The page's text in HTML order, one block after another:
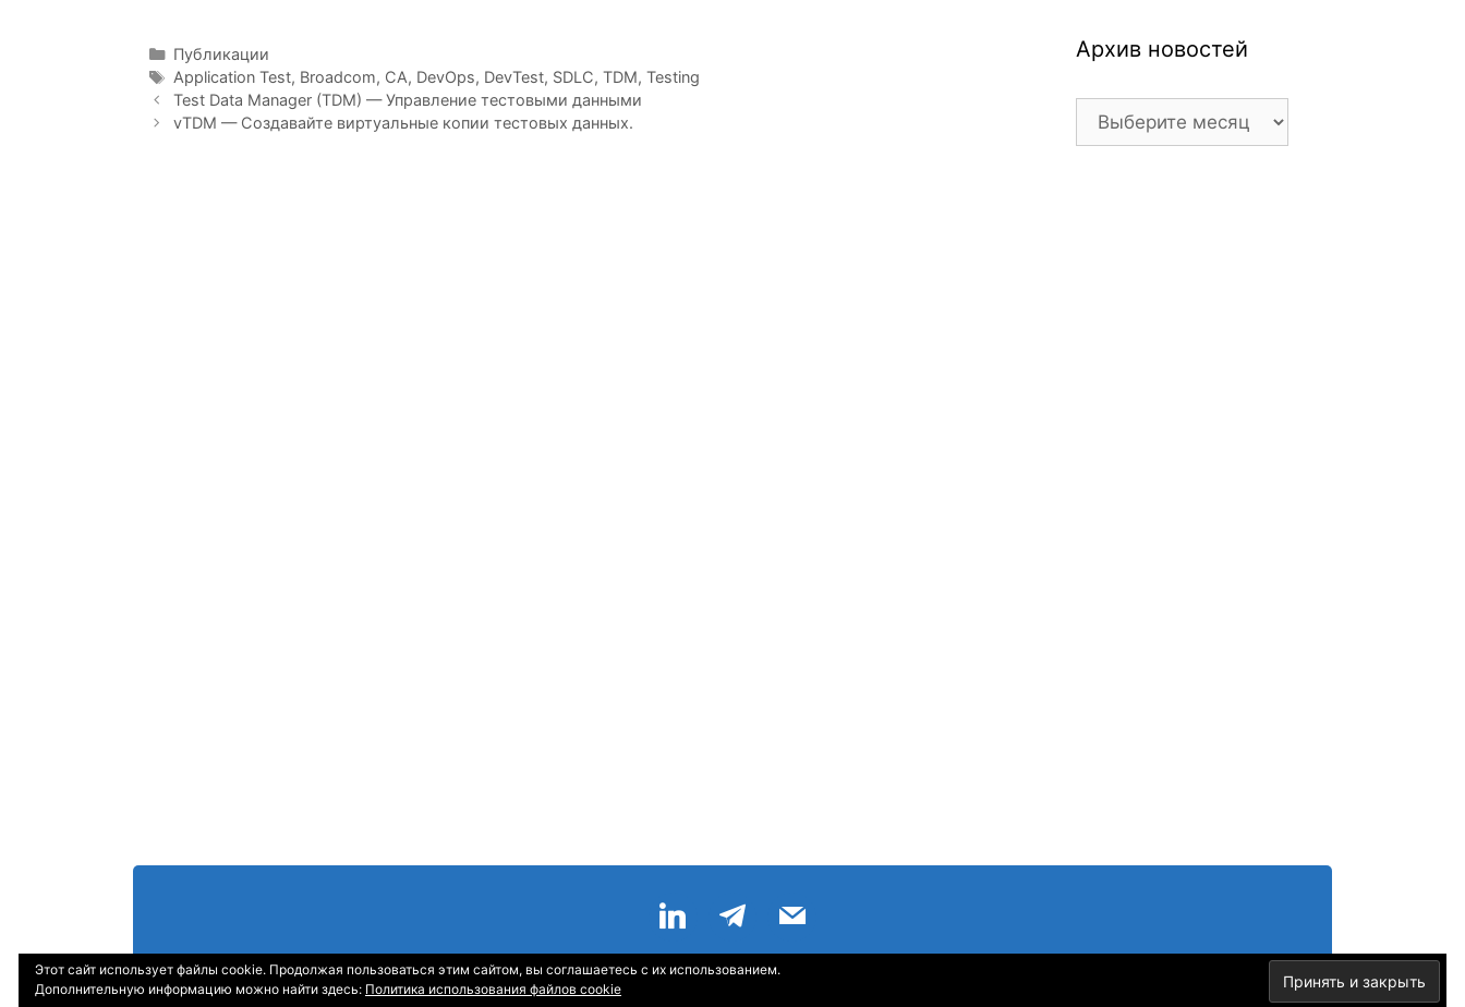
Рубрики
Публикации
Метки
Application Test, Broadcom, CA, DevOps, DevTest, SDLC, TDM, Testing
Навигация
записи
Test Data Manager (TDM) — Управление тестовыми данными
vTDM — Создавайте виртуальные копии тестовых данных.
Архив новостей
Архив
новостей
Главная—О Компании—Контакты
Этот сайт использует файлы cookie. Продолжая пользоваться этим сайтом, вы соглашаетесь с их использованием.
Дополнительную информацию можно найти здесь: Политика использования файлов cookie